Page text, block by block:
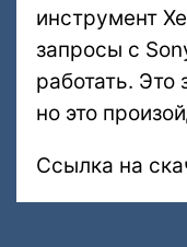
инструмент
запросы с
работать. Это
но это
Ссылка на